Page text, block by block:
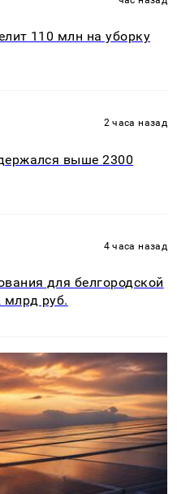
110 млн на уборку
2 часа назад
выше 2300
4 часа назад
для белгородской
млрд руб.